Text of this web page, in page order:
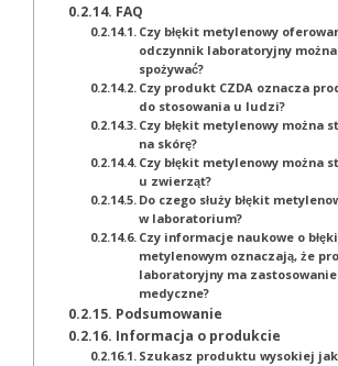
FAQ
Czy błękit metylenowy
odczynnik laboratoryjny można
spożywać?
Czy produkt CZDA oznacza
do stosowania u ludzi?
Czy błękit metylenowy można
na skórę?
Czy błękit metylenowy można
u zwierząt?
Do czego służy błękit
w laboratorium?
Czy informacje naukowe o
metylenowym oznaczają, że
laboratoryjny ma zastosowanie
medyczne?
Podsumowanie
Informacja o produkcie
Szukasz produktu wysokiej